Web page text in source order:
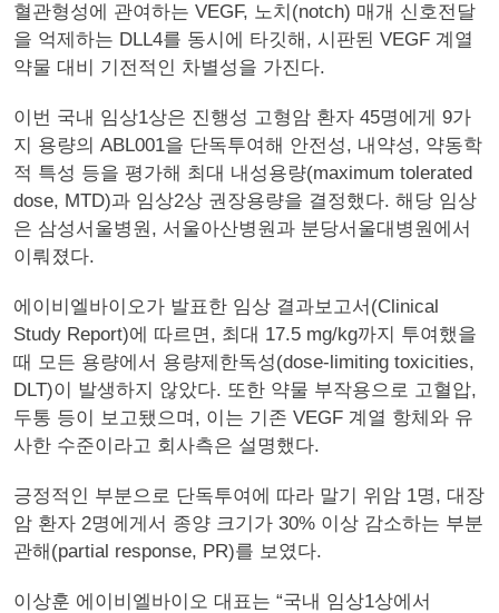
혈관형성에 관여하는 VEGF, 노치(notch) 매개 신호전달
을 억제하는 DLL4를 동시에 타깃해, 시판된 VEGF 계열
약물 대비 기전적인 차별성을 가진다.
이번 국내 임상1상은 진행성 고형암 환자 45명에게 9가
지 용량의 ABL001을 단독투여해 안전성, 내약성, 약동학
적 특성 등을 평가해 최대 내성용량(maximum tolerated
dose, MTD)과 임상2상 권장용량을 결정했다. 해당 임상
은 삼성서울병원, 서울아산병원과 분당서울대병원에서
이뤄졌다.
에이비엘바이오가 발표한 임상 결과보고서(Clinical
Study Report)에 따르면, 최대 17.5 mg/kg까지 투여했을
때 모든 용량에서 용량제한독성(dose-limiting toxicities,
DLT)이 발생하지 않았다. 또한 약물 부작용으로 고혈압,
두통 등이 보고됐으며, 이는 기존 VEGF 계열 항체와 유
사한 수준이라고 회사측은 설명했다.
긍정적인 부분으로 단독투여에 따라 말기 위암 1명, 대장
암 환자 2명에게서 종양 크기가 30% 이상 감소하는 부분
관해(partial response, PR)를 보였다.
이상훈 에이비엘바이오 대표는 “국내 임상1상에서